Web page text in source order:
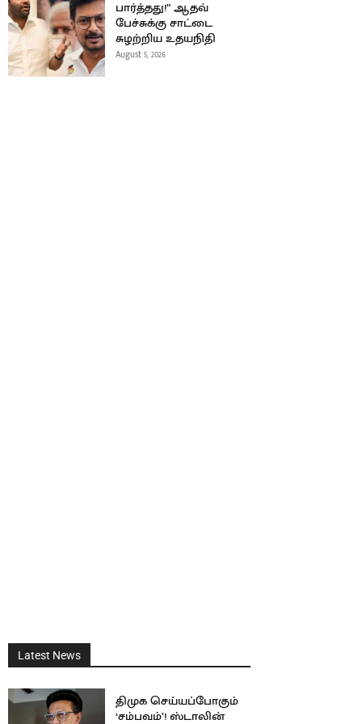
பார்த்தது!” ஆதவ்
பேச்சுக்கு சாட்டை
சுழற்றிய உதயநிதி
August 5, 2026
Latest News
திமுக செய்யப்போகும்
‘சம்பவம்’! ஸ்டாலின்